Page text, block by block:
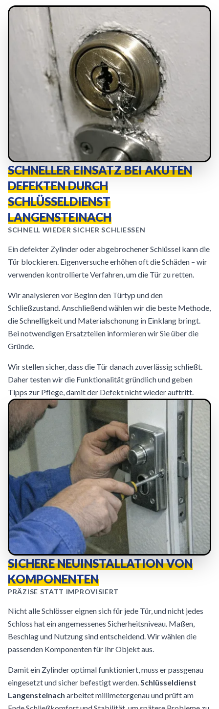
SCHNELLER EINSATZ BEI AKUTEN
DEFEKTEN DURCH
SCHLÜSSELDIENST
LANGENSTEINACH
SCHNELL WIEDER SICHER SCHLIESSEN
Ein defekter Zylinder oder abgebrochener Schlüssel kann die
Tür blockieren. Eigenversuche erhöhen oft die Schäden – wir
verwenden kontrollierte Verfahren, um die Tür zu retten.
Wir analysieren vor Beginn den Türtyp und den
Schließzustand. Anschließend wählen wir die beste Methode,
die Schnelligkeit und Materialschonung in Einklang bringt.
Bei notwendigen Ersatzteilen informieren wir Sie über die
Gründe.
Wir stellen sicher, dass die Tür danach zuverlässig schließt.
Daher testen wir die Funktionalität gründlich und geben
Tipps zur Pflege, damit der Defekt nicht wieder auftritt.
SICHERE NEUINSTALLATION VON
KOMPONENTEN
PRÄZISE STATT IMPROVISIERT
Nicht alle Schlösser eignen sich für jede Tür, und nicht jedes
Schloss hat ein angemessenes Sicherheitsniveau. Maßen,
Beschlag und Nutzung sind entscheidend. Wir wählen die
passenden Komponenten für Ihr Objekt aus.
Damit ein Zylinder optimal funktioniert, muss er passgenau
eingesetzt und sicher befestigt werden.Schlüsseldienst
Langensteinach arbeitet millimetergenau und prüft am